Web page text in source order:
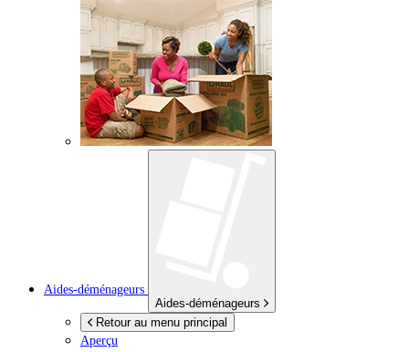
Aides-déménageurs
Aides-déménageurs
Retour au menu principal
Aperçu